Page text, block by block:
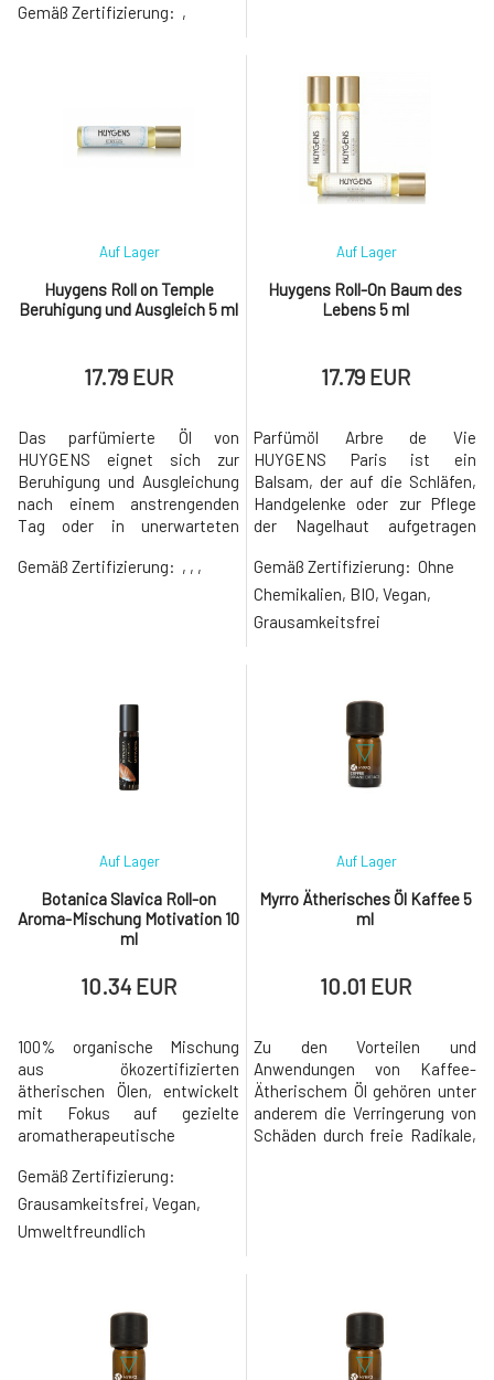
Pflanzenextrakten des
Omega-3-, 6-, 7- und 9-
Fettsäuren, die sie elastisch
Gemäß Zertifizierung: ,
ätherischen Ölen von Lavendel,
Kamille, Geranie und
Zedernholz verleiht Ihrem
Kissen einen za
Huygens Roll on Temple
Beruhigung und Ausgleich 5 ml
Auf Lager
17.79 EUR
Das parfümierte Öl von
HUYGENS eignet sich zur
Beruhigung und Ausgleichung
nach einem anstrengenden
Tag oder in unerwarteten
Verpackung können Sie es
ein rein natürliches Prod
Gemäß Zertifizierung: , , ,
Huygens Roll-On Baum des
Lebens 5 ml
Auf Lager
17.79 EUR
Parfümöl Arbre de Vie
HUYGENS Paris ist ein
Balsam, der auf die Schläfen,
Handgelenke oder zur Pflege
der Nagelhaut aufgetragen
Patschuli, süßer Orange und
Nelke. Enthält Bio-Mandel- und
Arganöl. Parfümöl ist ideal für
die Zellen regeneri
Gemäß Zertifizierung: Ohne
Chemikalien, BIO, Vegan,
Grausamkeitsfrei
Botanica Slavica Roll-on
Aroma-Mischung Motivation 10
ml
Auf Lager
10.34 EUR
100% organische Mischung
aus ökozertifizierten
ätherischen Ölen, entwickelt
mit Fokus auf gezielte
aromatherapeutische
Haben Sie sich jemals dabei
ertappt, dass Sie gedanklich
weit von der Realität entfernt
Sie vielleicht mit Burnout? Du
Gemäß Zertifizierung:
Grausamkeitsfrei, Vegan,
Umweltfreundlich
Myrro Ätherisches Öl Kaffee 5
ml
Auf Lager
10.01 EUR
Zu den Vorteilen und
Anwendungen von Kaffee-
Ätherischem Öl gehören unter
anderem die Verringerung von
Schäden durch freie Radikale,
Vorbeugung vorzeitiger
Alterung, die Verringerung v